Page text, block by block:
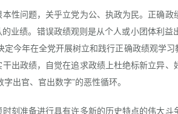
问题，关乎立党为公、执政为民。正确政
业绩。错误政绩观则是从个人或小团体利
今年在全党开展树立和践行正确政绩观学
出政绩，自觉在追求政绩上杜绝标新立异
出官、官出数字”的恶性循环。
准备进行具有许多新的历史特点的伟大斗